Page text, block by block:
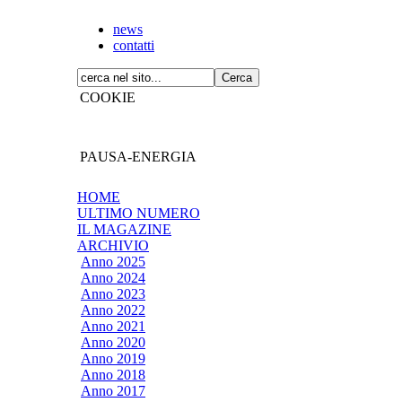
news
contatti
COOKIE
PAUSA-ENERGIA
HOME
ULTIMO NUMERO
IL MAGAZINE
ARCHIVIO
Anno 2025
Anno 2024
Anno 2023
Anno 2022
Anno 2021
Anno 2020
Anno 2019
Anno 2018
Anno 2017